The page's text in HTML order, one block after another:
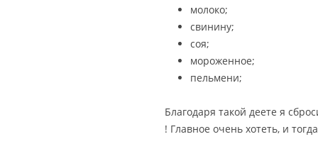
молоко;
свинину;
соя;
мороженное;
пельмени;
Благодаря такой деете я
! Главное очень хотеть, и